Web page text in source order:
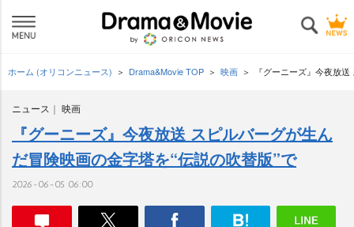
ホーム (オリコンニュース) Drama&Movie TOP 映画 『グーニーズ』今夜放
ニュース 映画
『グーニーズ』今夜放送 スピルバーグが生ん
だ冒険映画の金字塔を“伝説の吹替版”で
2026-06-05 06:00